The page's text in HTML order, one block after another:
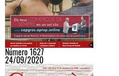
Número 1627
24/09/2020